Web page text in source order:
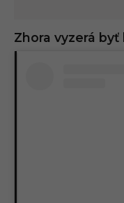
Zhora vyzerá byť